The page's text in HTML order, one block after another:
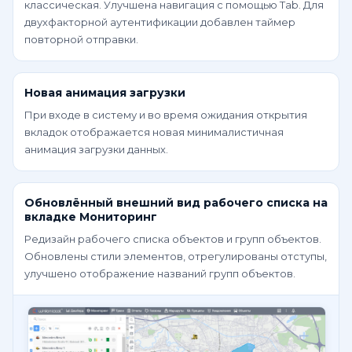
классическая. Улучшена навигация с помощью Tab. Для
двухфакторной аутентификации добавлен таймер
повторной отправки.
Новая анимация загрузки
При входе в систему и во время ожидания открытия
вкладок отображается новая минималистичная
анимация загрузки данных.
Обновлённый внешний вид рабочего списка на
вкладке Мониторинг
Редизайн рабочего списка объектов и групп объектов.
Обновлены стили элементов, отрегулированы отступы,
улучшено отображение названий групп объектов.